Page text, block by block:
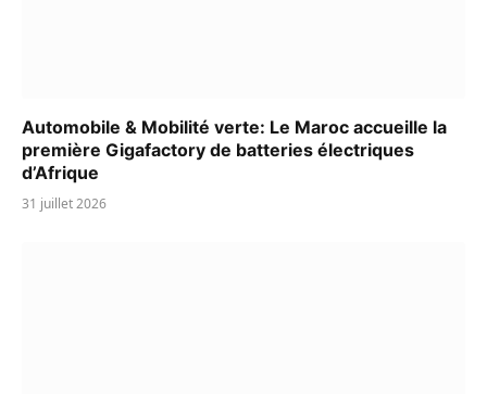
Automobile & Mobilité verte: Le Maroc accueille la
première Gigafactory de batteries électriques
d’Afrique
31 juillet 2026